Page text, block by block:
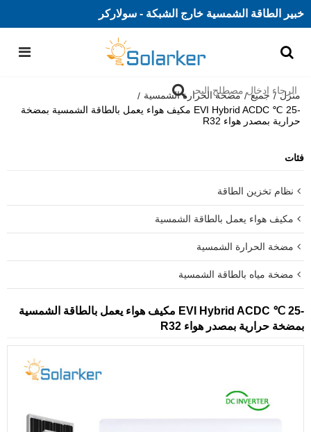
خبير الطاقة الشمسية خارج الشبكة - سولاركر
منزل / جميع / مضخة الحرارة الشمسية /
-25 ℃ EVI Hybrid ACDC مكيف هواء يعمل بالطاقة الشمسية بمضخة
حرارية بمصدر هواء R32
فئات
نظام تخزين الطاقة
مكيف هواء يعمل بالطاقة الشمسية
مضخة الحرارة الشمسية
مضخة مياه بالطاقة الشمسية
-25 ℃ EVI Hybrid ACDC مكيف هواء يعمل بالطاقة الشمسية
بمضخة حرارية بمصدر هواء R32